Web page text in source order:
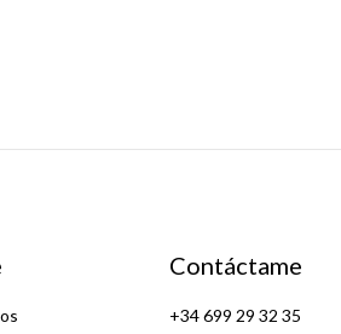
Contáctame
+34 699 29 32 35